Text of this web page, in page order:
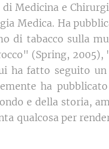
Medicina e
Medica. Ha
di tabacco sulla
(Spring, 2005),
ha fatto seguito
ha
e della storia,
qualcosa per